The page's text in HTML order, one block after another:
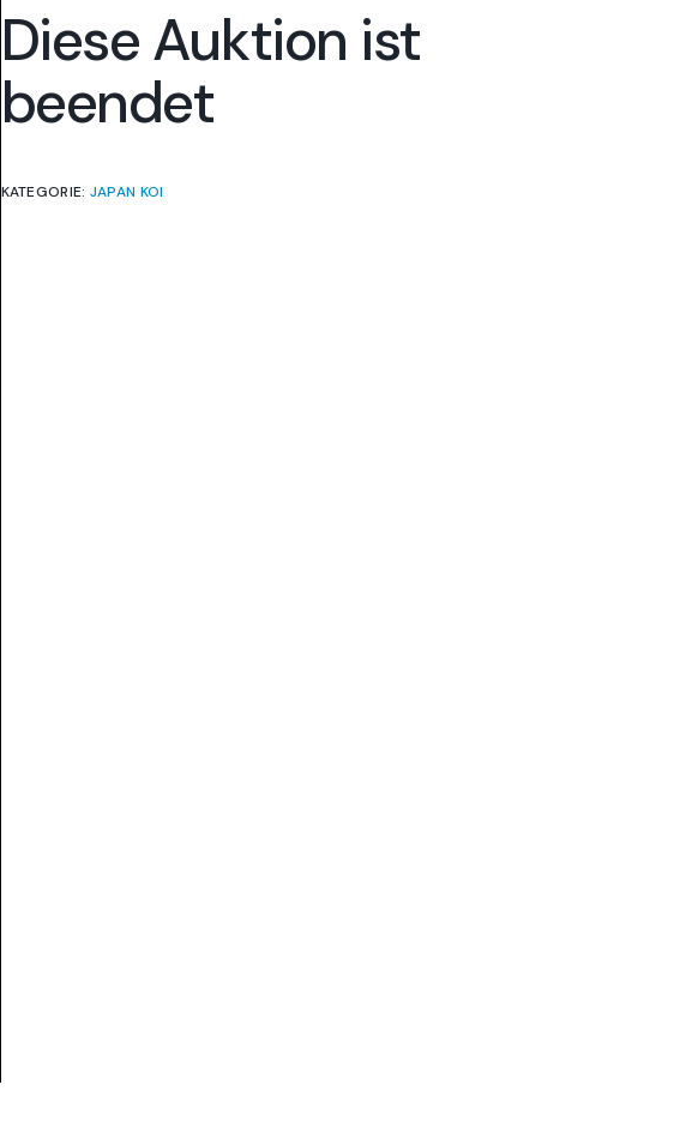
Diese Auktion ist
beendet
KATEGORIE: JAPAN KOI